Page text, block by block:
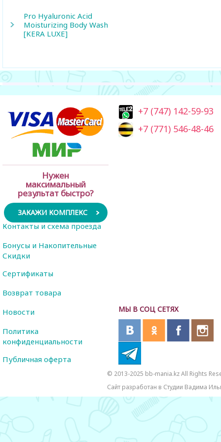
Pro Hyaluronic Acid
Moisturizing Body Wash
[KERA LUXE]
Нужен
максимальный
результат быстро?
ЗАКАЖИ КОМПЛЕКС
+7 (747) 142-59-93
+7 (771) 546-48-46
МЫ В СОЦ СЕТЯХ
Контакты и схема проезда
Бонусы и Накопительные
Скидки
Сертификаты
Возврат товара
Новости
Политика
конфиденциальности
Публичная оферта
© 2013-2025 bb-mania.kz All Rights
Сайт разработан в Студии Вадима